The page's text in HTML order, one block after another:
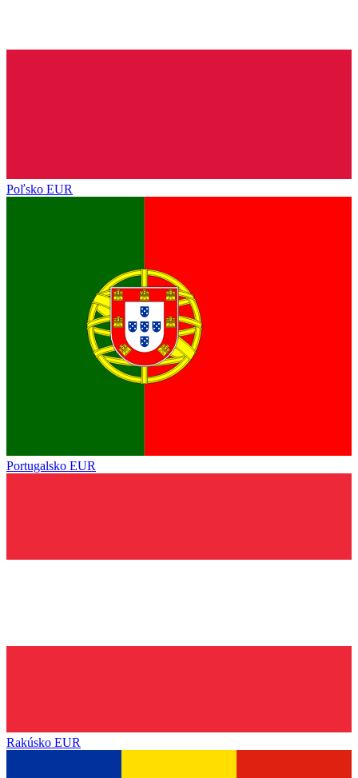
Poľsko EUR
Portugalsko EUR
Rakúsko EUR